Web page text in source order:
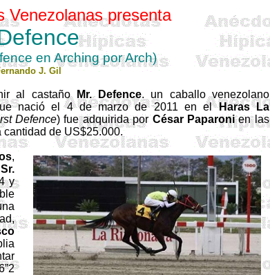
Venezolanas presenta
en ArchingporArch)
J. Gil
al castaño Mr. Defence. un caballo venezolano
nació el 4 de marzo de 2011 en elHaras La
Defence) fue adquirida porCésar Paparonien las
de US$25.000.
,
Sr.
y